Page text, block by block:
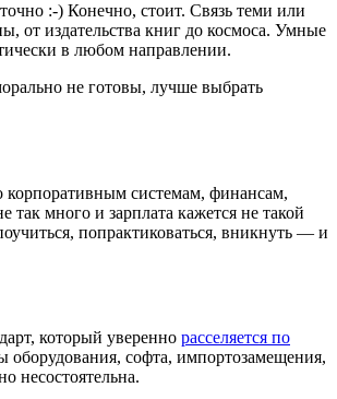
:-) Конечно, стоит. Связь теми или
от издательства книг до космоса. Умные
в любом направлении.
не готовы, лучше выбрать
корпоративным системам, финансам,
много и зарплата кажется не такой
попрактиковаться, вникнуть — и
который уверенно расселяется по
оборудования, софта, импортозамещения,
несостоятельна.